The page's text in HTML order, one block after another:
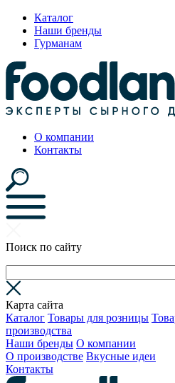
Каталог
Наши бренды
Гурманам
О компании
Контакты
Поиск по сайту
Карта сайта
Каталог Товары для розницы
производства
Наши бренды О компании
О производстве Вкусные идеи
Контакты